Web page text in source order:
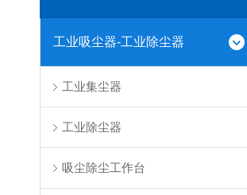
工业吸尘器-工业除尘器
工业集尘器
工业除尘器
吸尘除尘工作台